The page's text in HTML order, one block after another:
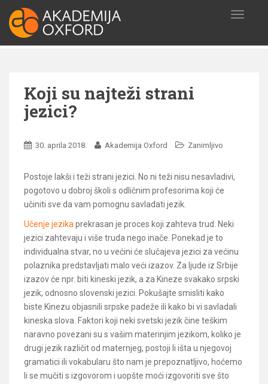
p
T
Koji su najteži strani
jezici?
30. aprila 2018. Akademija Oxford Zanimljivo
Postoje lakši i teži strani jezici. No ni teži nisu nesavladivi,
pogotovo u dobroj školi s odličnim profesorima koji će
učiniti sve da vam pomognu savladati jezik.
Učenje jezika​ prekrasan je proces koji zahteva trud. Neki
jezici zahtevaju i više truda nego inače. Ponekad je to
individualna stvar, no u većini će slučajeva jezici za većinu
polaznika predstavljati malo veći izazov. Za ljude iz Srbije
izazov će npr. biti kineski jezik, a za Kineze svakako srpski
jezik, odnosno slovenski jezici. Pokušajte smisliti kako
biste Kinezu objasnili srpske padeže ili kako bi vi savladali
kineska slova. Faktori koji neki svetski jezik čine teškim
naravno povezani su s vašim materinjim jezikom, koliko je
drugi jezik različit od maternjeg, postoji li išta u njegovoj
gramatici ili vokabularu što nam je prepoznatljivo, hoćemo
li se mučiti s izgovorom i uopšte moći izgovoriti sve što